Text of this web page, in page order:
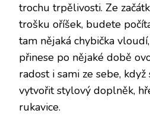
trochu trpělivosti. Ze
trošku oříšek, budete
tam nějaká chybička
přinese po nějaké době
radost i sami ze sebe,
vytvořit stylový doplněk,
rukavice.